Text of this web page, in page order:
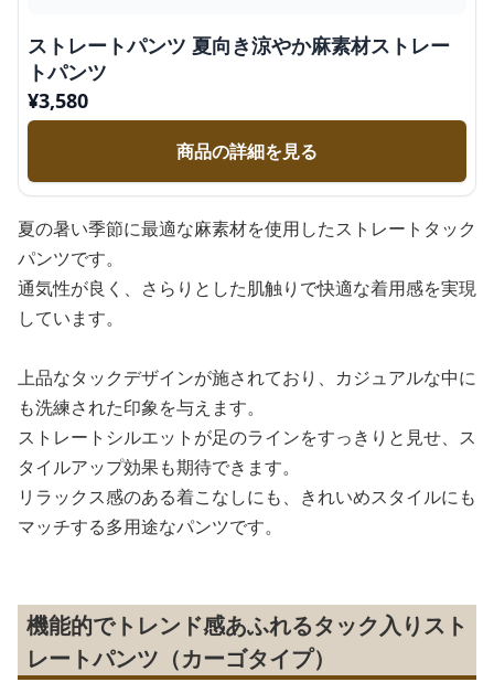
ストレートパンツ 夏向き涼やか麻素材ストレー
トパンツ
¥3,580
商品の詳細を見る
夏の暑い季節に最適な麻素材を使用したストレートタック
パンツです。
通気性が良く、さらりとした肌触りで快適な着用感を実現
しています。
上品なタックデザインが施されており、カジュアルな中に
も洗練された印象を与えます。
ストレートシルエットが足のラインをすっきりと見せ、ス
タイルアップ効果も期待できます。
リラックス感のある着こなしにも、きれいめスタイルにも
マッチする多用途なパンツです。
機能的でトレンド感あふれるタック入りスト
レートパンツ（カーゴタイプ）